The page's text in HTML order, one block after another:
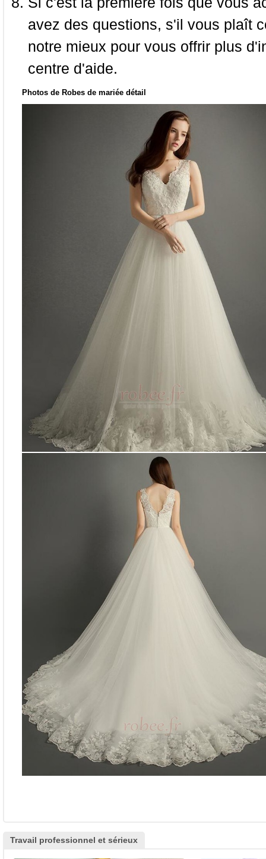
avez des questions, s'il vous plaît
notre mieux pour vous offrir plus
centre d'aide.
Photos de Robes de mariée détail
Travail professionnel et sérieux